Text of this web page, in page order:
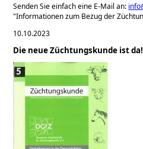
Senden Sie einfach eine E-Mail an:
Informationen zum Bezug der
10.10.2023
Die neue Züchtungskunde ist da!